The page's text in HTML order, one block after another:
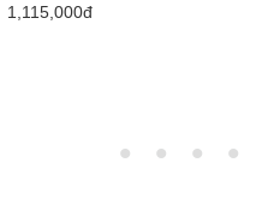
1,115,000đ